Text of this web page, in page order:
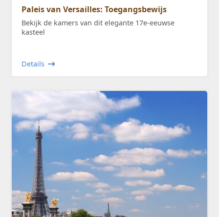
Paleis van Versailles: Toegangsbewijs
Bekijk de kamers van dit elegante 17e-eeuwse
kasteel
Details